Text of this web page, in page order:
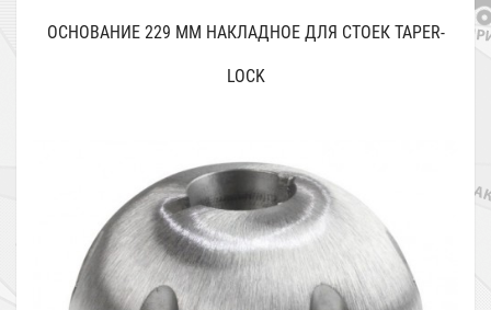
ОСНОВАНИЕ 229 ММ НАКЛАДНОЕ ДЛЯ СТОЕК TAPER-
LOCK